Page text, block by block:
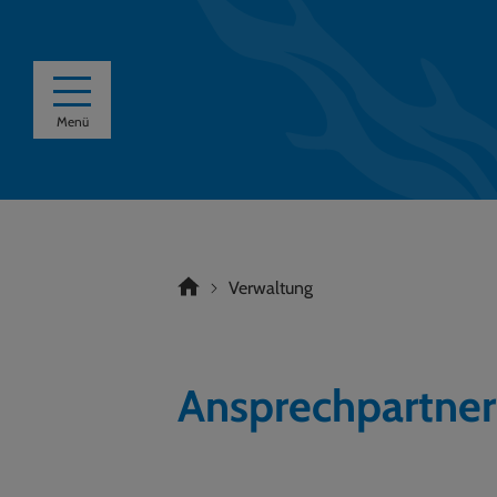
Menü
Verwaltung
Ansprechpartner